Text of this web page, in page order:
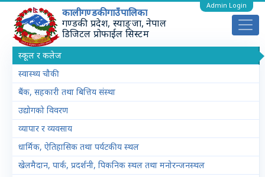
Admin Login
कालीगण्डकी गाउँपालिका
गण्डकी प्रदेश, स्याङ्जा, नेपाल
डिजिटल प्रोफाईल सिस्टम
स्कूल र कलेज
स्वास्थ्य चौकी
बैंक, सहकारी तथा बित्तिय संस्था
उद्योगको विवरण
व्यापार र व्यवसाय
धार्मिक, ऐतिहासिक तथा पर्यटकीय स्थल
खेलमैदान, पार्क, प्रदर्शनी, पिकनिक स्थल तथा मनोरन्जनस्थल